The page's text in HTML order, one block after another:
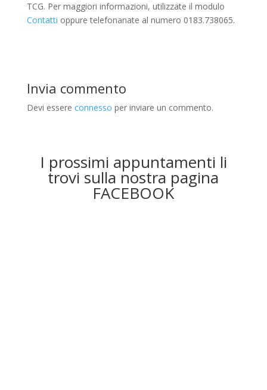
TCG. Per maggiori informazioni, utilizzate il modulo
Contatti oppure telefonanate al numero 0183.738065.
Invia commento
Devi essere connesso per inviare un commento.
I prossimi appuntamenti li
trovi sulla nostra pagina
FACEBOOK